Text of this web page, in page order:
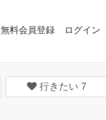
無料会員登録 ログイン
行きたい 7